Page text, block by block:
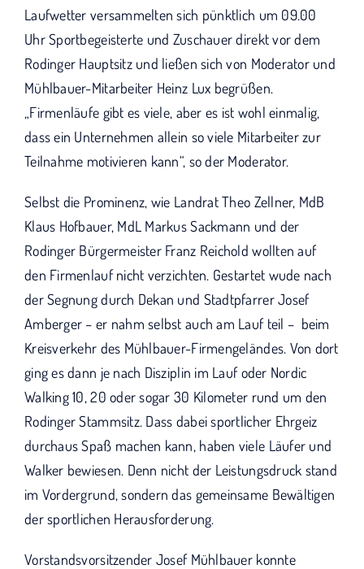
Laufwetter versammelten sich pünktlich um 09.00
Uhr Sportbegeisterte und Zuschauer direkt vor dem
Rodinger Hauptsitz und ließen sich von Moderator und
Mühlbauer-Mitarbeiter Heinz Lux begrüßen.
„Firmenläufe gibt es viele, aber es ist wohl einmalig,
dass ein Unternehmen allein so viele Mitarbeiter zur
Teilnahme motivieren kann“, so der Moderator.
Selbst die Prominenz, wie Landrat Theo Zellner, MdB
Klaus Hofbauer, MdL Markus Sackmann und der
Rodinger Bürgermeister Franz Reichold wollten auf
den Firmenlauf nicht verzichten. Gestartet wude nach
der Segnung durch Dekan und Stadtpfarrer Josef
Amberger – er nahm selbst auch am Lauf teil – beim
Kreisverkehr des Mühlbauer-Firmengeländes. Von dort
ging es dann je nach Disziplin im Lauf oder Nordic
Walking 10, 20 oder sogar 30 Kilometer rund um den
Rodinger Stammsitz. Dass dabei sportlicher Ehrgeiz
durchaus Spaß machen kann, haben viele Läufer und
Walker bewiesen. Denn nicht der Leistungsdruck stand
im Vordergrund, sondern das gemeinsame Bewältigen
der sportlichen Herausforderung.
Vorstandsvorsitzender Josef Mühlbauer konnte